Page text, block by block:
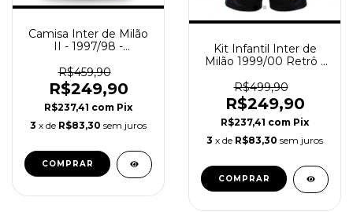
Camisa Inter de Milão
II - 1997/98 -
Branca
R$459,90
R$249,90
R$237,41 com Pix
3 x de R$83,30 sem juros
COMPRAR
Kit Infantil Inter de
Milão 1999/00 Retrô -
R$499,90
R$249,90
R$237,41 com Pix
3 x de R$83,30 sem juros
COMPRAR